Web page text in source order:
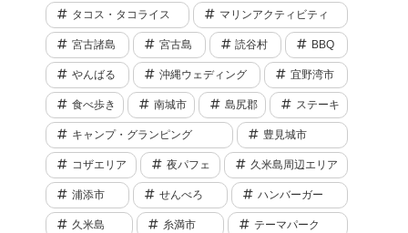
タコス・タコライス マリンアクティビティ
宮古諸島 宮古島 読谷村 BBQ
やんばる 沖縄ウェディング 宜野湾市
食べ歩き 南城市 島尻郡 ステーキ
キャンプ・グランピング 豊見城市
コザエリア 夜パフェ 久米島周辺エリア
浦添市 せんべろ ハンバーガー
久米島 糸満市 テーマパーク